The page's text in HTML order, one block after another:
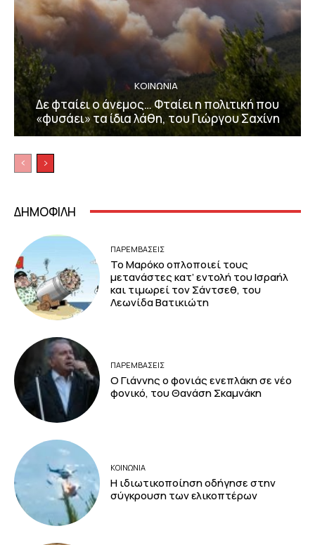
ΚΟΙΝΩΝΙΑ
Δε φταίει ο άνεμος… Φταίει η πολιτική που
«φυσάει» τα ίδια λάθη, του Γιώργου Σαχίνη
ΔΗΜΟΦΙΛΗ
ΠΑΡΕΜΒΑΣΕΙΣ
Το Μαρόκο οπλοποιεί τους
μετανάστες κατ’ εντολή του Ισραήλ
και τιμωρεί τον Σάντσεθ, του
Λεωνίδα Βατικιώτη
ΠΑΡΕΜΒΑΣΕΙΣ
Ο Γιάννης ο φονιάς ενεπλάκη σε νέο
φονικό, του Θανάση Σκαμνάκη
ΚΟΙΝΩΝΙΑ
Η ιδιωτικοποίηση οδήγησε στην
σύγκρουση των ελικοπτέρων